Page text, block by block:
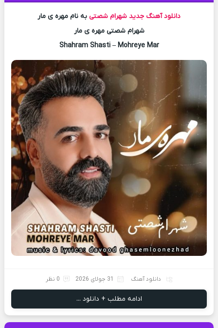
دانلود آهنگ جدید شهرام شصتی به نام مهره ی مار
شهرام شصتی مهره ی مار
Shahram Shasti – Mohreye Mar
دانلود آهنگ 31 جولای 2026 0 نظر
ادامه مطلب + دانلود ...